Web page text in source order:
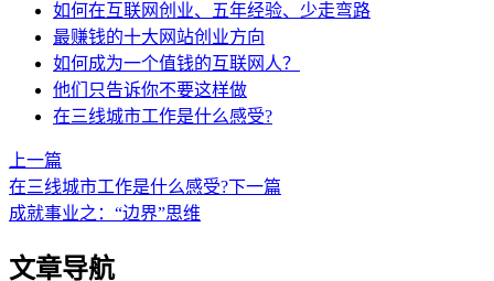
如何在互联网创业、五年经验、少走弯路
最赚钱的十大网站创业方向
如何成为一个值钱的互联网人？
他们只告诉你不要这样做
在三线城市工作是什么感受?
上一篇
在三线城市工作是什么感受?下一篇
成就事业之：“边界”思维
文章导航